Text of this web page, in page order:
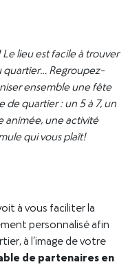
Le lieu est facile à trouver
quartier… Regroupez-
ensemble une fête
de quartier : un 5 à 7, un
animée, une activité
qui vous plaît!
à vous faciliter la
personnalisé afin
à l’image de votre
de partenaires en